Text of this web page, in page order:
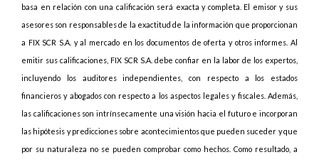
basa en relación con una calificación será exacta y completa. El emisor y sus
asesores son responsables de la exactitud de la información que proporcionan
a FIX SCR S.A. y al mercado en los documentos de oferta y otros informes. Al
emitir sus calificaciones, FIX SCR S.A. debe confiar en la labor de los expertos,
incluyendo los auditores independientes, con respecto a los estados
financieros y abogados con respecto a los aspectos legales y fiscales. Además,
las calificaciones son intrínsecamente una visión hacia el futuro e incorporan
las hipótesis y predicciones sobre acontecimientos que pueden suceder y que
por su naturaleza no se pueden comprobar como hechos. Como resultado, a